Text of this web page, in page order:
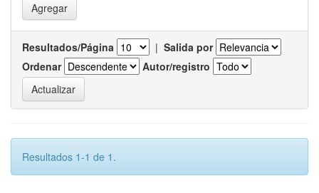
Resultados/Página | Salida por
Ordenar
Autor/registro
Resultados 1-1 de 1.